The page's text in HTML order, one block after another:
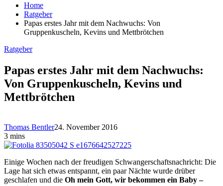
Home
Ratgeber
Papas erstes Jahr mit dem Nachwuchs: Von
Gruppenkuscheln, Kevins und Mettbrötchen
Ratgeber
Papas erstes Jahr mit dem Nachwuchs:
Von Gruppenkuscheln, Kevins und
Mettbrötchen
Thomas Bentler24. November 2016
3 mins
Einige Wochen nach der freudigen Schwangerschaftsnachricht: Die
Lage hat sich etwas entspannt, ein paar Nächte wurde drüber
geschlafen und die Oh mein Gott, wir bekommen ein Baby –